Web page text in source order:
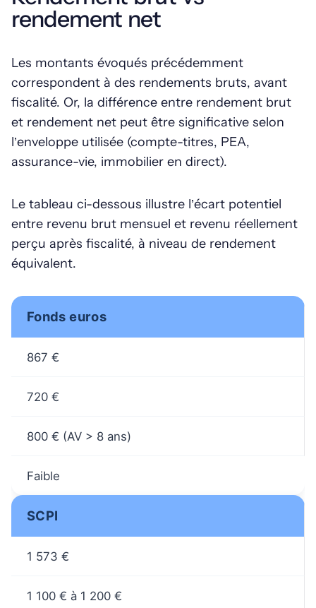
rendement net
Les montants évoqués précédemment
correspondent à des rendements bruts, avant
fiscalité. Or, la différence entre rendement brut
et rendement net peut être significative selon
l’enveloppe utilisée (compte-titres, PEA,
assurance-vie, immobilier en direct).
Le tableau ci-dessous illustre l’écart potentiel
entre revenu brut mensuel et revenu réellement
perçu après fiscalité, à niveau de rendement
équivalent.
Fonds euros
867 €
720 €
800 € (AV > 8 ans)
Faible
SCPI
1 573 €
1 100 € à 1 200 €